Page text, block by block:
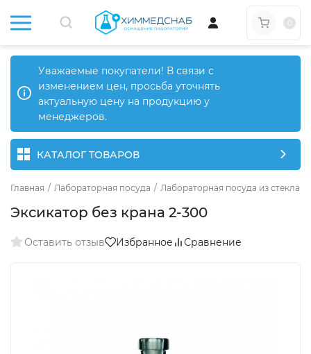
Уважаемые покупатели! В связи с
изменением цен, просьба уточнять
актуальную цену на продукцию у
менеджеров.
КАТАЛОГ ТОВАРОВ
Главная / Лабораторная посуда / Лабораторная посуда из стекла
Эксикатор без крана 2-300
Оставить отзыв Избранное Сравнение